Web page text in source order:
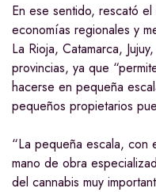
En ese sentido, rescató
economías regionales y
La Rioja, Catamarca,
provincias, ya que
hacerse en pequeña
pequeños propietarios
“La pequeña escala,
mano de obra
del cannabis muy